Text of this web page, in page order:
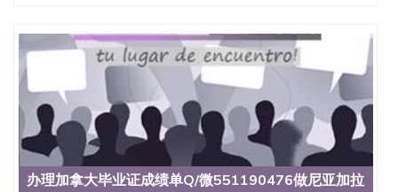
程、经济、医学、护理、文学、音乐、生物学、统计
学、美术、电子工程、天文学、农业、环境污染控
制、历史、电气工程、生物工程、建筑设计、工商管
理、材料科学、机械工程、航天工程、土木工程、数
学、化学、英语、社会科学、心理学、戏剧、市场营
销、机械工程、计算机科学、物理学、人工智能、商
科、金融专业 1、客户提供相关材料，确定客户办理
信息，给出操作方案； 2、补充毕业证成绩单等相关
材料； 3、留服注册申请账号，付定金； 4、预约递
办理加拿大毕业证成绩单Q/微551190476做尼亚加拉